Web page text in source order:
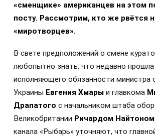
«сменщике» американцев на этом
посту. Рассмотрим, кто же рвётся
«миротворцев».
В свете предположений о смене
любопытно знать, что недавно прошла
исполняющего обязанности министра
Украины Евгения Хмары и главкома
Драпатого с начальником штаба
Великобритании Ричардом Найтоном
канала «Рыбарь» уточняют, что